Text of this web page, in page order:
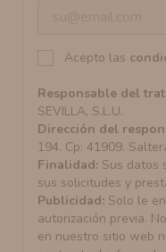
Acepto las
Responsable del
SEVILLA, S.L.U.
Dirección del
194. Cp: 41909.
Finalidad: Sus datos
sus solicitudes y
Publicidad: Solo le
autorización previa.
en nuestro sitio web